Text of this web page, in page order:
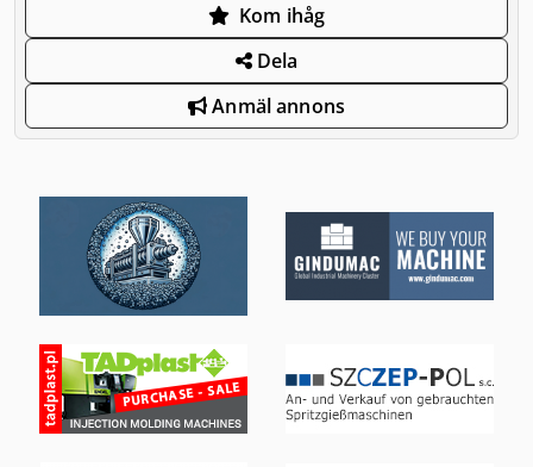
Kom ihåg
Dela
Anmäl annons